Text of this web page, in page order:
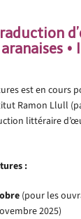
est en cours
Ramon Llull
littéraire
:
(pour les
2025)